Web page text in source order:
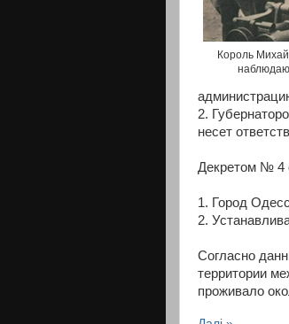
Король
2.
несет
Декретом № 4
1. Город
2.
Согласно
территории
проживало